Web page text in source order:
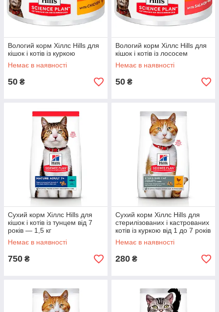
Вологий корм Хіллс Hills для
кішок і котів із куркою
Немає в наявності
50 ₴
Вологий корм Хіллс Hills для
кішок і котів із лососем
Немає в наявності
50 ₴
Сухий корм Хіллс Hills для
кішок і котів із тунцем від 7
років — 1,5 кг
Немає в наявності
750 ₴
Сухий корм Хіллс Hills для
стерилізованих і кастрованих
котів із куркою від 1 до 7 років
Немає в наявності
280 ₴